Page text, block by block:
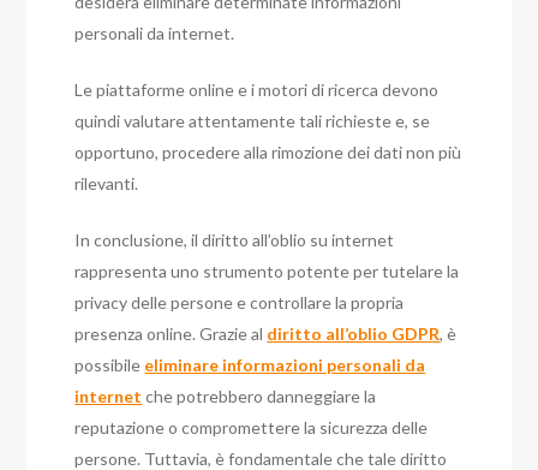
personali da internet.
Le piattaforme online e i motori di ricerca devono
quindi valutare attentamente tali richieste e, se
opportuno, procedere alla rimozione dei dati non più
rilevanti.
In conclusione, il diritto all’oblio su internet
rappresenta uno strumento potente per tutelare la
privacy delle persone e controllare la propria
presenza online. Grazie al diritto all’oblio GDPR, è
possibile eliminare informazioni personali da
internet che potrebbero danneggiare la
reputazione o compromettere la sicurezza delle
persone. Tuttavia, è fondamentale che tale diritto